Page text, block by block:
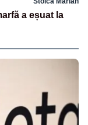
a eșuat la